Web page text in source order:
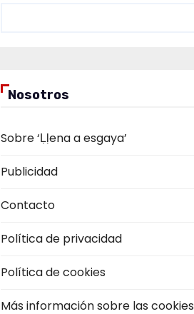
Nosotros
Sobre ‘Ḷḷena a esgaya’
Publicidad
Contacto
Política de privacidad
Política de cookies
Más información sobre las cookies